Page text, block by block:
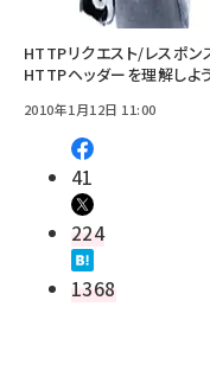
HTTPリクエスト/レスポン
HTTPヘッダーを理解しよ
2010年1月12日 11:00
41
224
1368